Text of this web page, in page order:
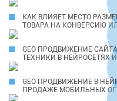
КАК ВЛИЯЕТ МЕСТО
ТОВАРА НА КОНВЕРСИЮ
GEO ПРОДВИЖЕНИЕ
ТЕХНИКИ В НЕЙРОСЕТЯХ ИИ
GEO ПРОДВИЖЕНИЕ В
ПРОДАЖЕ МОБИЛЬНЫХ